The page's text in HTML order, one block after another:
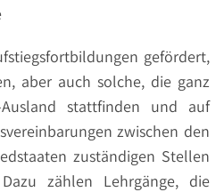
gefördert,
aber auch solche, die ganz
stattfinden und auf
zwischen den
zuständigen Stellen
zählen Lehrgänge, die